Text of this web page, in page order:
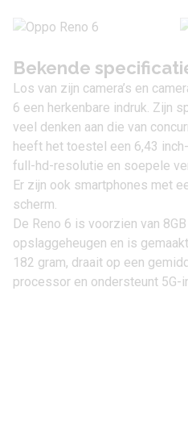
Bekende
Los van zijn camera’s en
6 een herkenbare indruk. Zijn
veel denken aan die van
heeft het toestel een 6,43
full-hd-resolutie en soepele
Er zijn ook smartphones met
scherm.
De Reno 6 is voorzien van
opslaggeheugen en is
182 gram, draait op een
processor en ondersteunt 5G-